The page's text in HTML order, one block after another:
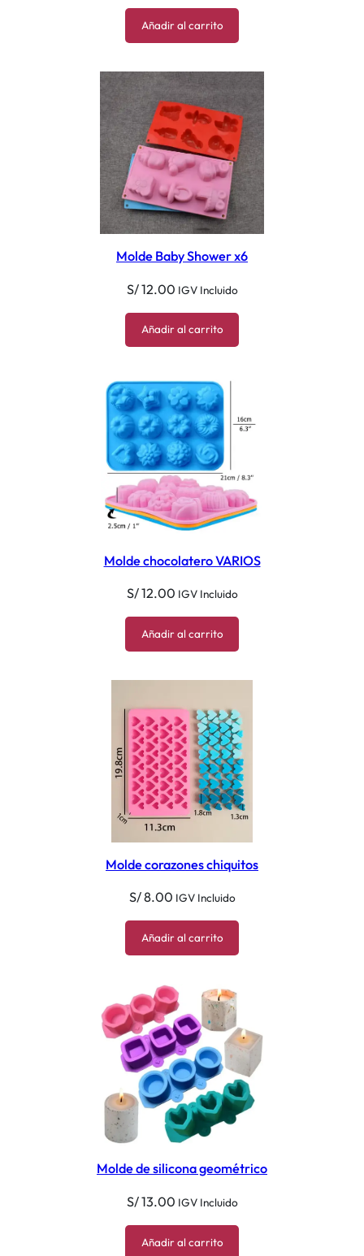
Añadir al carrito
Molde Baby Shower x6
S/12.00 IGV Incluido
Añadir al carrito
Molde chocolatero VARIOS
S/12.00 IGV Incluido
Añadir al carrito
Molde corazones chiquitos
S/8.00 IGV Incluido
Añadir al carrito
Molde de silicona geométrico
S/13.00 IGV Incluido
Añadir al carrito